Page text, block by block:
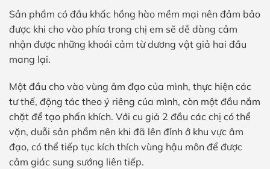
Sản phẩm có đầu khấc hồng hào mềm mại nên đảm bảo
được khi cho vào phía trong chị em sẽ dễ dàng cảm
nhận được những khoái cảm từ dương vật giả hai đầu
mang lại.
Một đầu cho vào vùng âm đạo của mình, thực hiện các
tư thế, động tác theo ý riêng của mình, còn một đầu nắm
chặt để tạo phấn khích. Với cu giả 2 đầu các chị có thể
vặn, duỗi sản phẩm nên khi đã lên đỉnh ở khu vực âm
đạo, có thể tiếp tục kích thích vùng hậu môn để được
cảm giác sung sướng liên tiếp.